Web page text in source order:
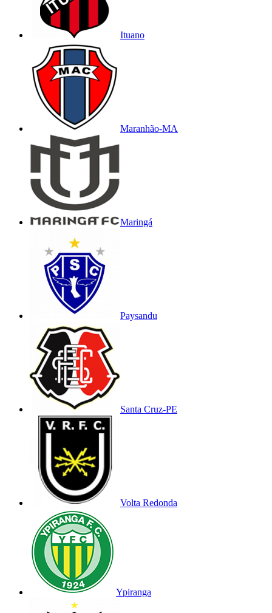
Ituano
Maranhão-MA
Maringá
Paysandu
Santa Cruz-PE
Volta Redonda
Ypiranga